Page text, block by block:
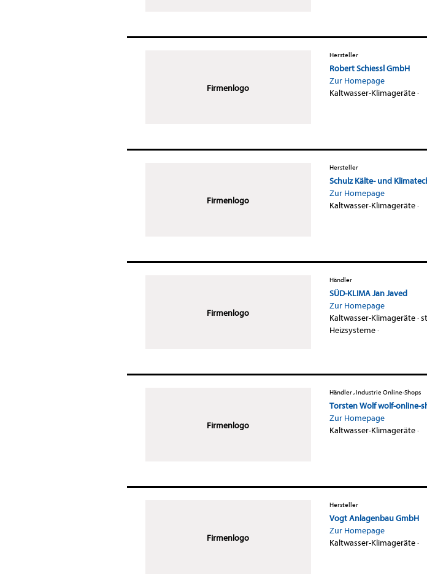
Firmenlogo
Hersteller
Robert Schiessl GmbH
Zur Homepage
Kaltwasser-Klimageräte·
Firmenlogo
Hersteller
Schulz Kälte- und
Zur Homepage
Kaltwasser-Klimageräte·
Firmenlogo
Händler
SÜD-KLIMA Jan Javed
Zur Homepage
Kaltwasser-Klimageräte·
Heizsysteme·
Firmenlogo
Händler , Industrie Online-Shops
Torsten Wolf wolf-online-
Zur Homepage
Kaltwasser-Klimageräte·
Firmenlogo
Hersteller
Vogt Anlagenbau GmbH
Zur Homepage
Kaltwasser-Klimageräte·